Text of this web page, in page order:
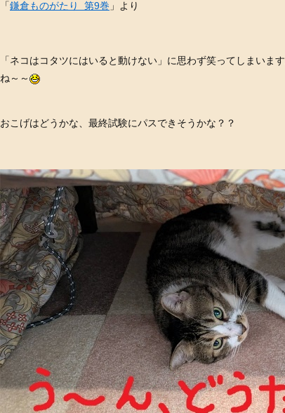
「鎌倉ものがたり 第9巻 」より
「ネコはコタツにはいると動けない」に思わず笑ってしまいま
ね～～
おこげはどうかな、最終試験にパスできそうかな？？